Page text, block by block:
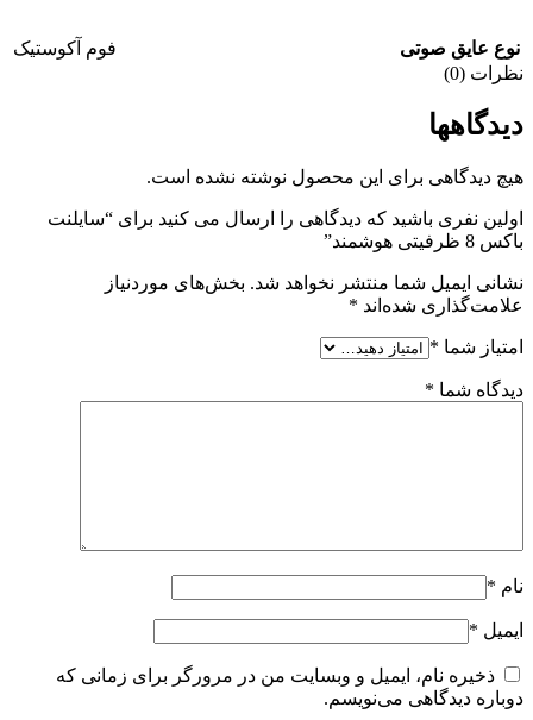
نوع عایق صوتی
فوم آکوستیک
نظرات (0)
دیدگاهها
هیچ دیدگاهی برای این محصول نوشته نشده است.
اولین نفری باشید که دیدگاهی را ارسال می کنید برای “سایلنت
باکس 8 ظرفیتی هوشمند”
نشانی ایمیل شما منتشر نخواهد شد. بخش‌های موردنیاز
علامت‌گذاری شده‌اند *
امتیاز شما *
دیدگاه شما *
نام *
ایمیل *
ذخیره نام، ایمیل و وبسایت من در مرورگر برای زمانی که
دوباره دیدگاهی می‌نویسم.